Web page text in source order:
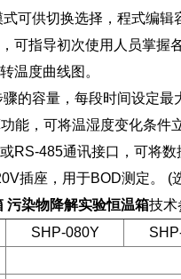
可供切换选择，程式编辑
可指导初次使用人员掌握
温度曲线图。
的容量，每段时间设定最
能，可将温湿度变化条件
RS-485通讯接口，可将数
插座，用于BOD测定。 (
污染物降解实验恒温箱技术
SHP-080Y